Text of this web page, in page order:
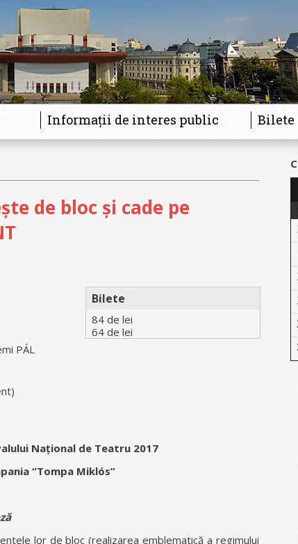
Informații de interes public Bilete
de bloc și cade pe
PÁL
Bilete
84 de lei
64 de lei
Național de Teatru 2017
“Tompa Miklós”
lor de bloc (realizarea emblematică a regimului